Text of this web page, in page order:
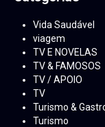
Vida Saudável
viagem
TV E NOVELAS
TV & FAMOSOS
TV / APOIO
TV
Turismo &
Turismo